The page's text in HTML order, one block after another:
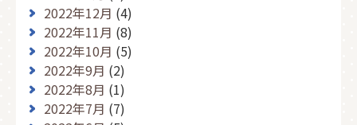
2022年12月 (4)
2022年11月 (8)
2022年10月 (5)
2022年9月 (2)
2022年8月 (1)
2022年7月 (7)